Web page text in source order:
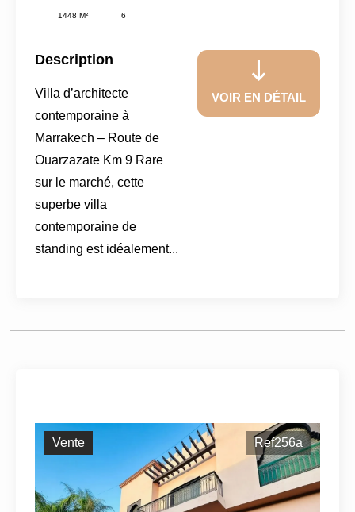
1448 M² 6
Description
Villa d’architecte
contemporaine à
Marrakech – Route de
Ouarzazate Km 9 Rare
sur le marché, cette
superbe villa
contemporaine de
standing est idéalement...
VOIR EN DÉTAIL
Vente Ref256a